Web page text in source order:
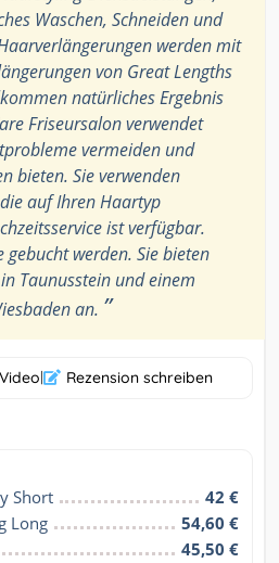
Waschen, Schneiden und
werden mit
von Great Lengths
natürliches Ergebnis
Friseursalon verwendet
vermeiden und
bieten. Sie verwenden
auf Ihren Haartyp
ist verfügbar.
werden. Sie bieten
Taunusstein und einem
an. ”
Video| Rezension schreiben
Short
42 €
Long
54,60 €
45,50 €